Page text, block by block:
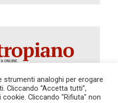
Roma 286 del 31
analoghi per erogare
Cliccando “Accetta tutti”,
Cliccando "Rifiuta" non